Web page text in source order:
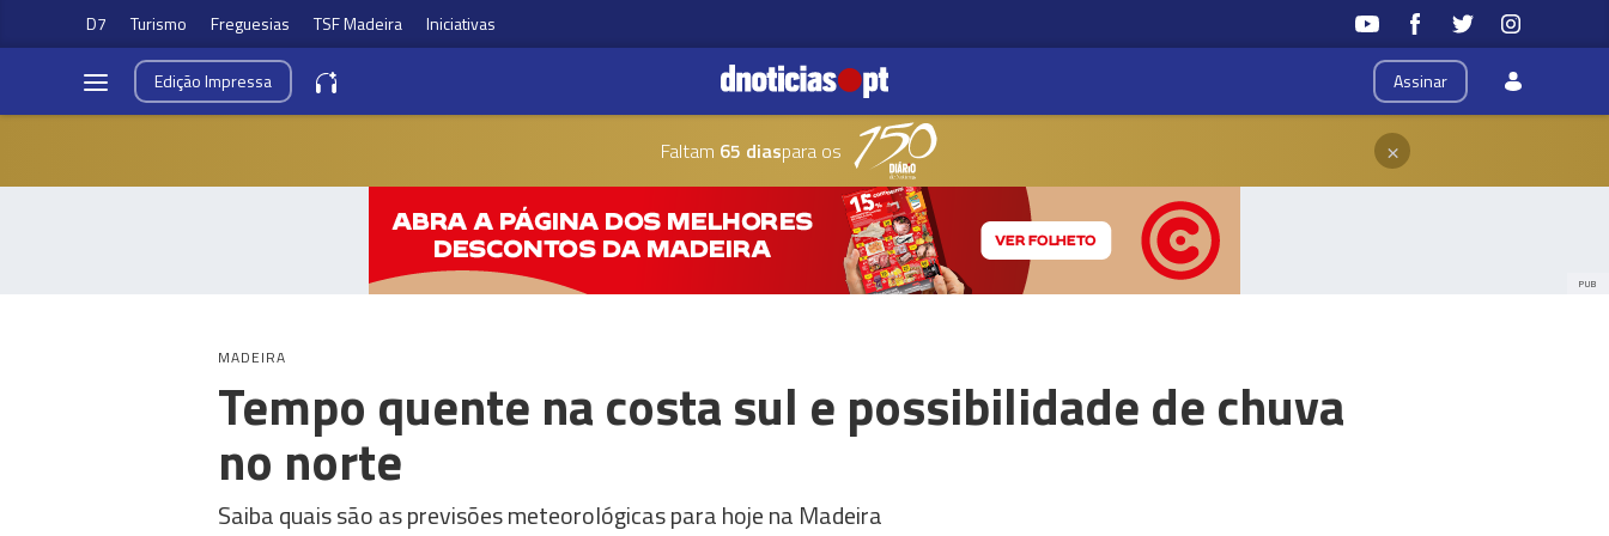
D7 Turismo Freguesias TSF Madeira Iniciativas
Assinar
EdiçãoImpressa
Faltam 65 diaspara os ×
PUB
MADEIRA
Tempo quente na costa sul e possibilidade de chuva
no norte
Saiba quais são as previsões meteorológicas para hoje na Madeira